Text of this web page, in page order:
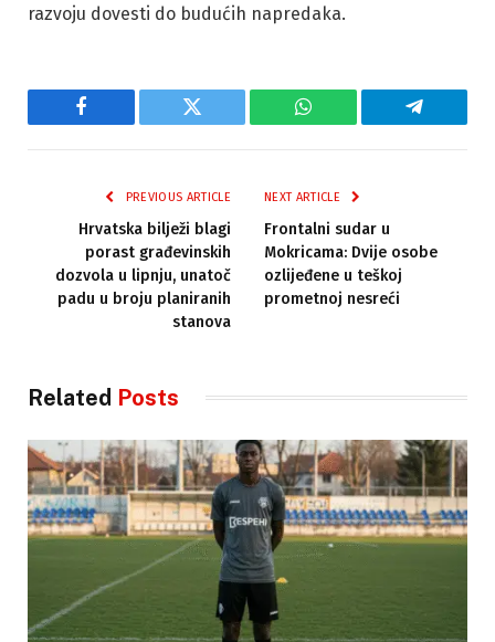
razvoju dovesti do budućih napredaka.
Facebook Twitter WhatsApp Telegram
PREVIOUS ARTICLE
Hrvatska bilježi blagi
porast građevinskih
dozvola u lipnju, unatoč
padu u broju planiranih
stanova
NEXT ARTICLE
Frontalni sudar u
Mokricama: Dvije osobe
ozlijeđene u teškoj
prometnoj nesreći
Related Posts